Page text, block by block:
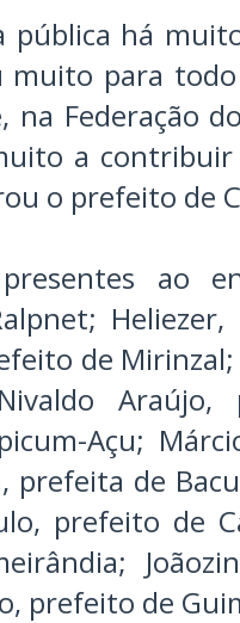
pública há
muito para
na Federação
a contribuir
o prefeito de
ao
de
Açu;
prefeita de
prefeito de
prefeito de